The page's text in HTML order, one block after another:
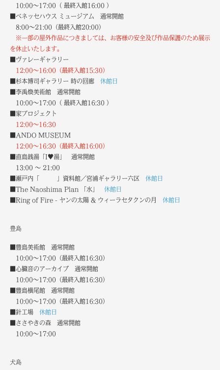
10:00～17:00（ 最終入館16:00 ）
■ベネッセハウス ミュージアム 通常開館
8:00～21:00（最終入館20:00）
※一部の屋外作品につきましては、お客様の安全及び作品保護のため展示
を休止いたします。
■ヴァレーギャラリー
12:00～16:00（最終入館15:30）
■杉本博司ギャラリー 時の回廊 休館日
■李禹煥美術館 通常開館
10:00～17:00（ 最終入館16:30 ）
■家プロジェクト
12:00～16:30
■ANDO MUSEUM
12:00～16:30（最終入館16:00）
■直島銭湯「I♥湯」 通常開館
13:00 〜 21:00
■瀬戸内「 」資料館／宮浦ギャラリー六区 休館日
■The Naoshima Plan 「水」 休館日
■Ring of Fire - ヤンの太陽 & ウィーラセタクンの月 休館日
豊島
■豊島美術館 通常開館
10:00～17:00（最終入館16:30）
■心臓音のアーカイブ 通常開館
10:00～17:00（最終入館16:30）
■豊島横尾館 通常開館
10:00～17:00（最終入館16:30）
■針工場 休館日
■ささやきの森 通常開館
10:00～17:00
犬島